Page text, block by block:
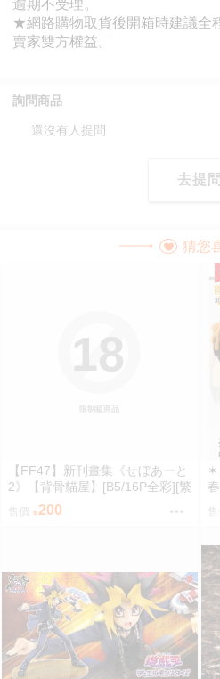
詢問商品
還沒有人提問
去提問
猜您
限制級商品
18
【FF47】新刊畫集《せぼあーと
2》【背骨貓屋】[B5/16P全彩][繁
體中文]｜九月陸續出貨
售價 200
✶
售